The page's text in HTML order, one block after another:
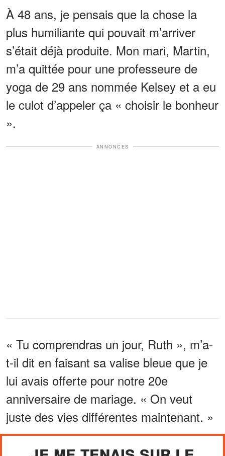
À 48 ans, je pensais que la chose la
plus humiliante qui pouvait m’arriver
s’était déjà produite. Mon mari, Martin,
m’a quittée pour une professeure de
yoga de 29 ans nommée Kelsey et a eu
le culot d’appeler ça « choisir le bonheur
».
ANNONCES
« Tu comprendras un jour, Ruth », m’a-
t-il dit en faisant sa valise bleue que je
lui avais offerte pour notre 20e
anniversaire de mariage. « On veut
juste des vies différentes maintenant. »